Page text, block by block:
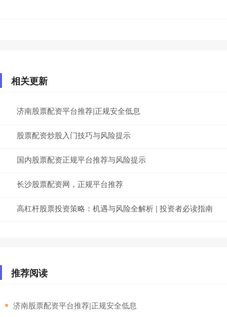
相关更新
济南股票配资平台推荐|正规安全低息
股票配资炒股入门技巧与风险提示
国内股票配资正规平台推荐与风险提示
长沙股票配资网，正规平台推荐
高杠杆股票投资策略：机遇与风险全解析 | 投资者必读指南
推荐阅读
​济南股票配资平台推荐|正规安全低息